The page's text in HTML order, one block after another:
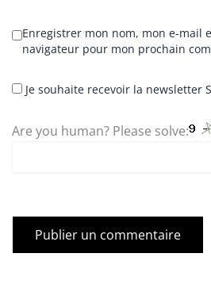
Enregistrer mon nom, mon e-mail
navigateur pour mon prochain
Je souhaite recevoir la newsletter
Are you human? Please solve: